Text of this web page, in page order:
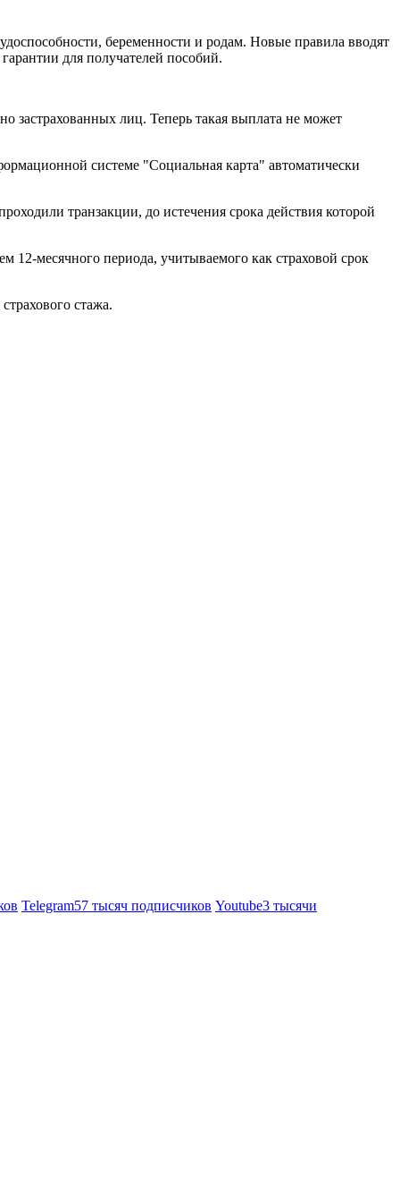
беременности и родам. Новые правила вводят
для получателей пособий.
застрахованных лиц. Теперь такая выплата не может
системе "Социальная карта" автоматически
транзакции, до истечения срока действия которой
12-месячного периода, учитываемого как страховой срок
стажа.
Telegram57 тысяч подписчиков Youtube3 тысячи